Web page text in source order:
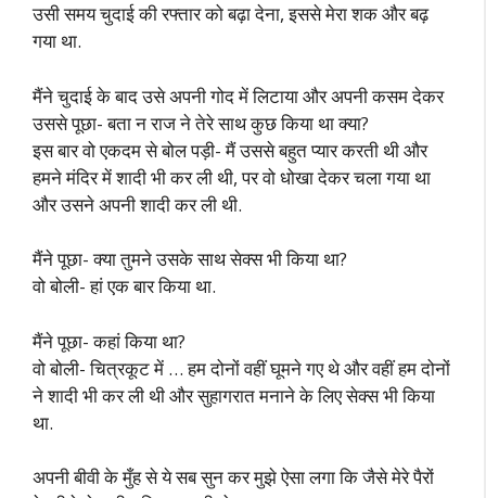
उसी समय चुदाई की रफ्तार को बढ़ा देना, इससे मेरा शक और बढ़
गया था.
मैंने चुदाई के बाद उसे अपनी गोद में लिटाया और अपनी कसम देकर
उससे पूछा- बता न राज ने तेरे साथ कुछ किया था क्या?
इस बार वो एकदम से बोल पड़ी- मैं उससे बहुत प्यार करती थी और
हमने मंदिर में शादी भी कर ली थी, पर वो धोखा देकर चला गया था
और उसने अपनी शादी कर ली थी.
मैंने पूछा- क्या तुमने उसके साथ सेक्स भी किया था?
वो बोली- हां एक बार किया था.
मैंने पूछा- कहां किया था?
वो बोली- चित्रकूट में … हम दोनों वहीं घूमने गए थे और वहीं हम दोनों
ने शादी भी कर ली थी और सुहागरात मनाने के लिए सेक्स भी किया
था.
अपनी बीवी के मुँह से ये सब सुन कर मुझे ऐसा लगा कि जैसे मेरे पैरों